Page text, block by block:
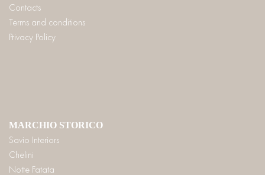
Contacts
Terms and conditions
Privacy Policy
MARCHIO STORICO
Savio Interiors
Chelini
Notte Fatata